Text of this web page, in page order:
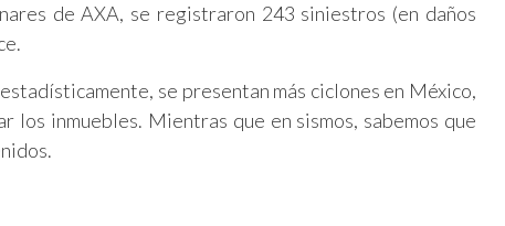
de AXA, se registraron 243 siniestros (en daños
se presentan más ciclones en México,
los inmuebles. Mientras que en sismos, sabemos que